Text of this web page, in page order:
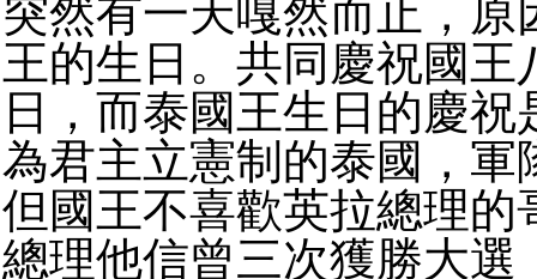
突然有一天嘎然而止，原
王的生日。共同慶祝國王
日，而泰國王生日的慶祝
為君主立憲制的泰國，軍
但國王不喜歡英拉總理的
總理他信曾三次獲勝大選